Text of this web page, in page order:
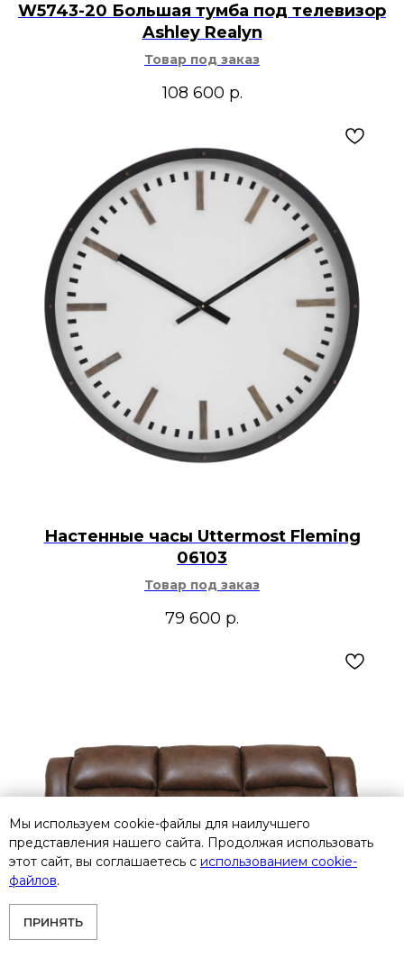
W5743-20 Большая тумба под телевизор
Ashley Realyn
Товар под заказ
108 600 р.
Настенные часы Uttermost Fleming
06103
Товар под заказ
79 600 р.
Мы используем cookie-файлы для наилучшего
представления нашего сайта. Продолжая использовать
этот сайт, вы соглашаетесь с использованием cookie-
файлов.
ПРИНЯТЬ